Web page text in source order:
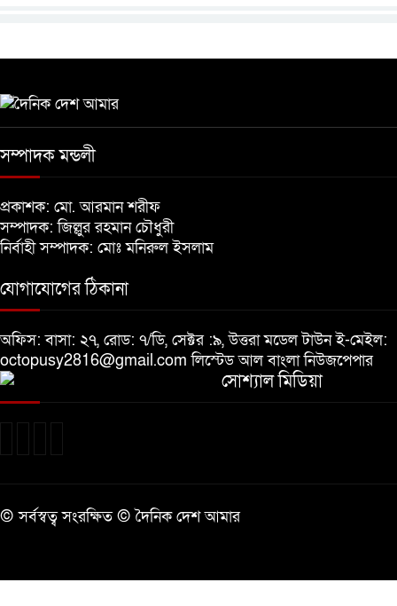
খালেদা জিয়ার শারীরিক অবস্থা এখনো
মুক্তিযুদ্ধবিরোধীদের ষড়যন্ত্র মানুষ নস্যাৎ
করবে
সম্পাদক মন্ডলী
প্রকাশক: মো. আরমান শরীফ
সম্পাদক: জিল্লুর রহমান চৌধুরী
নির্বাহী সম্পাদক: মোঃ মনিরুল ইসলাম
যোগাযোগের ঠিকানা
অফিস: বাসা: ২৭, রোড: ৭/ডি, সেক্টর :৯, উত্তরা মডেল টাউন ই-মেইল:
octopusy2816@gmail.comলিস্টেড আল বাংলা নিউজপেপার
সোশ্যাল মিডিয়া
© সর্বস্বত্ব সংরক্ষিত © দৈনিক দেশ আমার